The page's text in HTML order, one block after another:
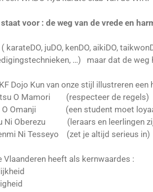
voor : de weg van de vrede en
( karateDO, juDO, kenDO, aikiDO,
…) maar dat de weg
Dojo Kun van onze stijl illustreren een
O Mamori (respecteer de regels)
O Omanji (een student moet loyaal
Ni Oberezu (leraars en leerlingen
Ni Tesseyo (zet je altijd serieus in)
Vlaanderen heeft als kernwaardes :